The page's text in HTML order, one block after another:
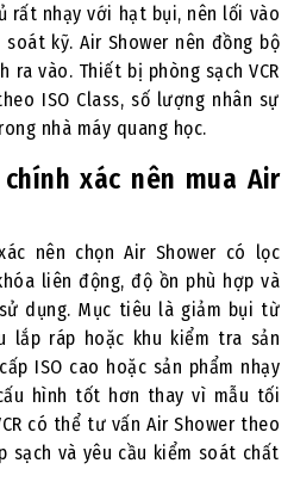
rất nhạy với hạt bụi, nên lối vào
kỹ. Air Shower nên đồng bộ
vào. Thiết bị phòng sạch VCR
ISO Class, số lượng nhân sự
nhà máy quang học.
xác nên mua Air
nên chọn Air Shower có lọc
liên động, độ ồn phù hợp và
dụng. Mục tiêu là giảm bụi từ
lắp ráp hoặc khu kiểm tra sản
ISO cao hoặc sản phẩm nhạy
hình tốt hơn thay vì mẫu tối
có thể tư vấn Air Shower theo
sạch và yêu cầu kiểm soát chất